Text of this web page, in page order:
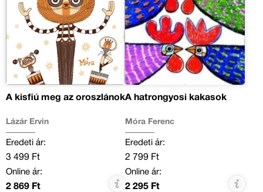
A kisfiú meg az oroszlánok
Lázár Ervin
Eredeti ár:
3 499 Ft
Online ár:
2 869 Ft
A hatrongyosi kakasok
Móra Ferenc
Eredeti ár:
2 799 Ft
Online ár:
2 295 Ft